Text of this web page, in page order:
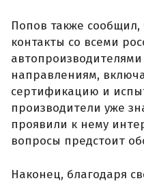
Попов также
контакты со всеми
направлениям,
сертификацию и
производители уже
проявили к нему
вопросы предстоит
Наконец, благодаря